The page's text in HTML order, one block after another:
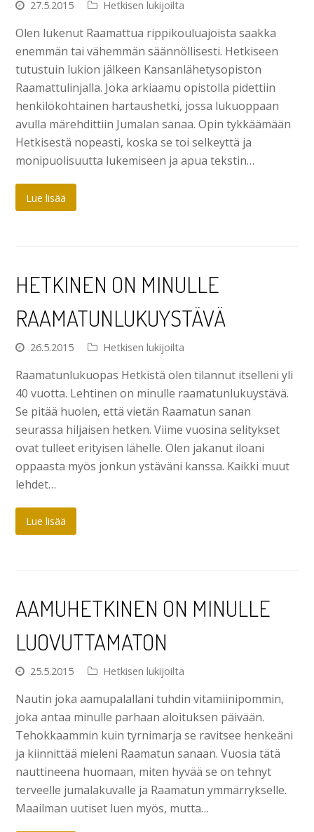
27.5.2015 Hetkisen lukijoilta
Olen lukenut Raamattua rippikouluajoista saakka
enemmän tai vähemmän säännöllisesti. Hetkiseen
tutustuin lukion jälkeen Kansanlähetysopiston
Raamattulinjalla. Joka arkiaamu opistolla pidettiin
henkilökohtainen hartaushetki, jossa lukuoppaan
avulla märehdittiin Jumalan sanaa. Opin tykkäämään
Hetkisestä nopeasti, koska se toi selkeyttä ja
monipuolisuutta lukemiseen ja apua tekstin…
Lue lisää
HETKINEN ON MINULLE
RAAMATUNLUKU­YSTÄVÄ
26.5.2015 Hetkisen lukijoilta
Raamatunlukuopas Hetkistä olen tilannut itselleni yli
40 vuotta. Lehtinen on minulle raamatunlukuystävä.
Se pitää huolen, että vietän Raamatun sanan
seurassa hiljaisen hetken. Viime vuosina selitykset
ovat tulleet erityisen lähelle. Olen jakanut iloani
oppaasta myös jonkun ystäväni kanssa. Kaikki muut
lehdet…
Lue lisää
AAMUHETKINEN ON MINULLE
LUOVUTTAMATON
25.5.2015 Hetkisen lukijoilta
Nautin joka aamupalallani tuhdin vitamiinipommin,
joka antaa minulle parhaan aloituksen päivään.
Tehokkaammin kuin tyrnimarja se ravitsee henkeäni
ja kiinnittää mieleni Raamatun sanaan. Vuosia tätä
nauttineena huomaan, miten hyvää se on tehnyt
terveelle jumalakuvalle ja Raamatun ymmärrykselle.
Maailman uutiset luen myös, mutta…